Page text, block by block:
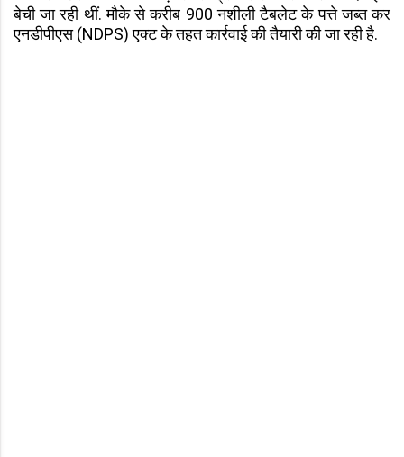
बेची जा रही थीं. मौके से करीब 900 नशीली टैबलेट के पत्ते जब्त कर
एनडीपीएस (NDPS) एक्ट के तहत कार्रवाई की तैयारी की जा रही है.